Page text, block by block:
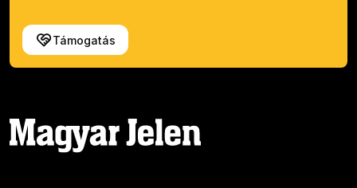
Támogatás